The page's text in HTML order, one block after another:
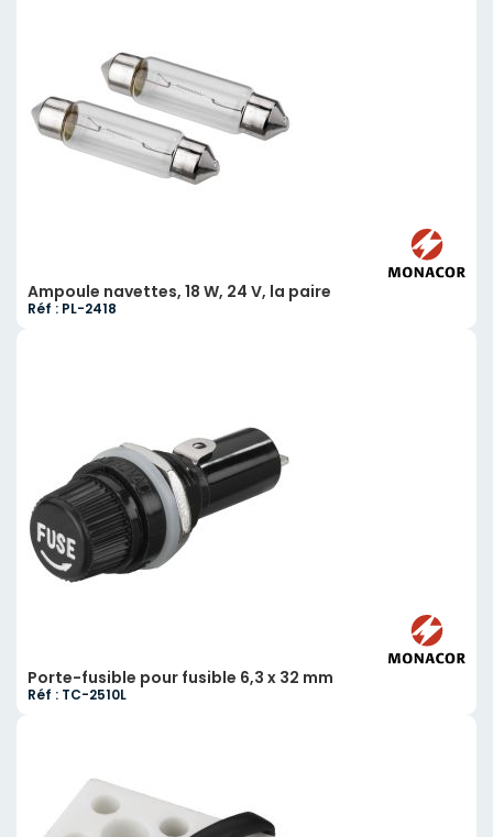
Ampoule navettes, 18 W, 24 V, la paire
Réf : PL-2418
Porte-fusible pour fusible 6,3 x 32 mm
Réf : TC-2510L